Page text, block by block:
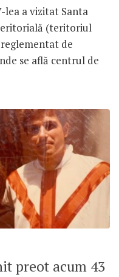
lea a vizitat Santa
(teritoriul
de
se află centrul de
preot acum 43